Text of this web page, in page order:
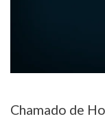
Chamado de